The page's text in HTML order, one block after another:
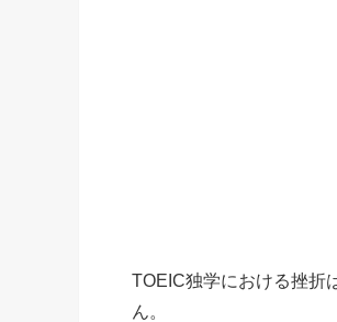
TOEIC独学における挫折
ん。